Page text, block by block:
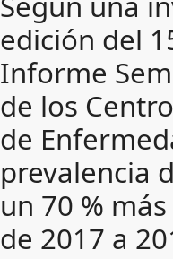
edición del
Informe
de los
de
prevalencia
un 70 %
de 2017 a